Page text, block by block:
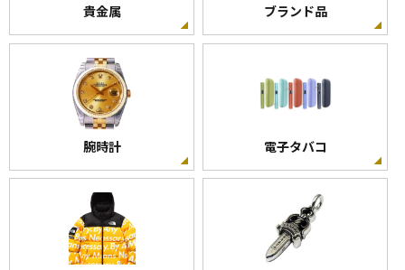
貴金属 ブランド品
腕時計 電子タバコ